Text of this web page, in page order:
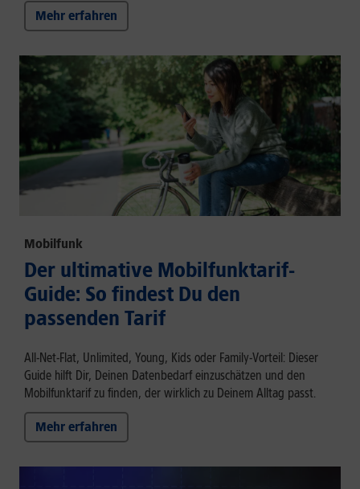
Mehr erfahren
Mobilfunk
Der ultimative Mobilfunktarif-
Guide: So findest Du den
passenden Tarif
All-Net-Flat, Unlimited, Young, Kids oder Family-Vorteil: Dieser
Guide hilft Dir, Deinen Datenbedarf einzuschätzen und den
Mobilfunktarif zu finden, der wirklich zu Deinem Alltag passt.
Mehr erfahren